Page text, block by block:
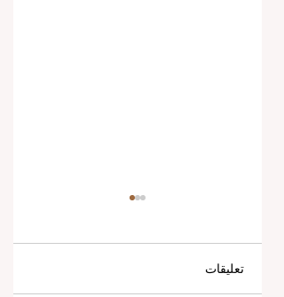
تعليقات